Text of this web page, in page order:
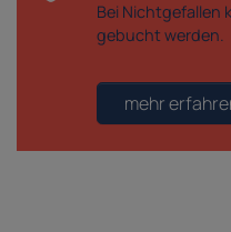
Bei Nichtgefallen
gebucht werden.
mehr